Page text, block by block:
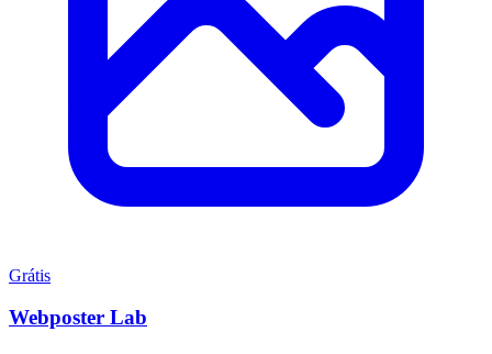
Grátis
Webposter Lab